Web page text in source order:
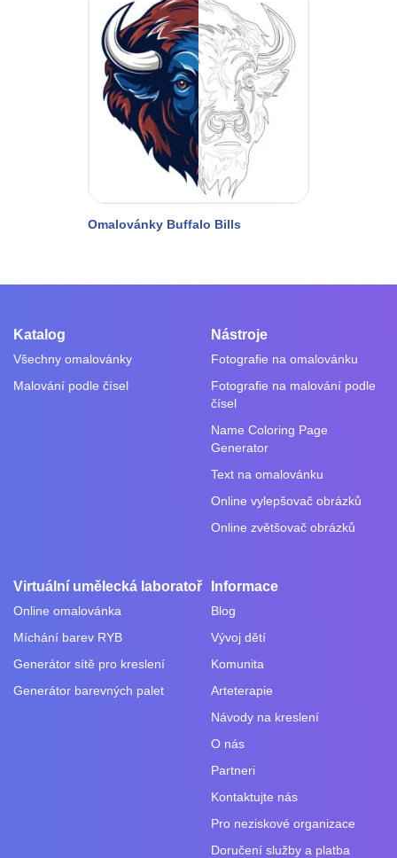
Omalovánky Buffalo Bills
Katalog
Všechny omalovánky
Malování podle čísel
Nástroje
Fotografie na omalovánku
Fotografie na malování podle
čísel
Name Coloring Page
Generator
Text na omalovánku
Online vylepšovač obrázků
Online zvětšovač obrázků
Virtuální umělecká laboratoř
Online omalovánka
Míchání barev RYB
Generátor sítě pro kreslení
Generátor barevných palet
Informace
Blog
Vývoj dětí
Komunita
Arteterapie
Návody na kreslení
O nás
Partneri
Kontaktujte nás
Pro neziskové organizace
Doručení služby a platba